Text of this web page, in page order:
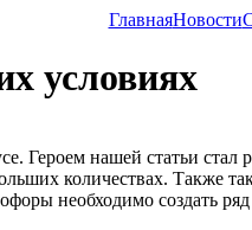
ГлавнаяНовости
условиях
Героем нашей статьи
количествах. Также
необходимо создать